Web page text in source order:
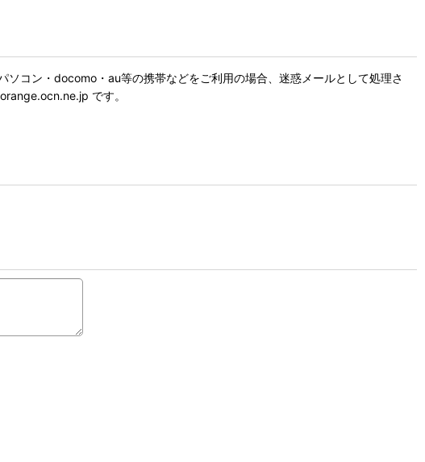
コン・docomo・au等の携帯などをご利用の場合、迷惑メールとして処理さ
です。